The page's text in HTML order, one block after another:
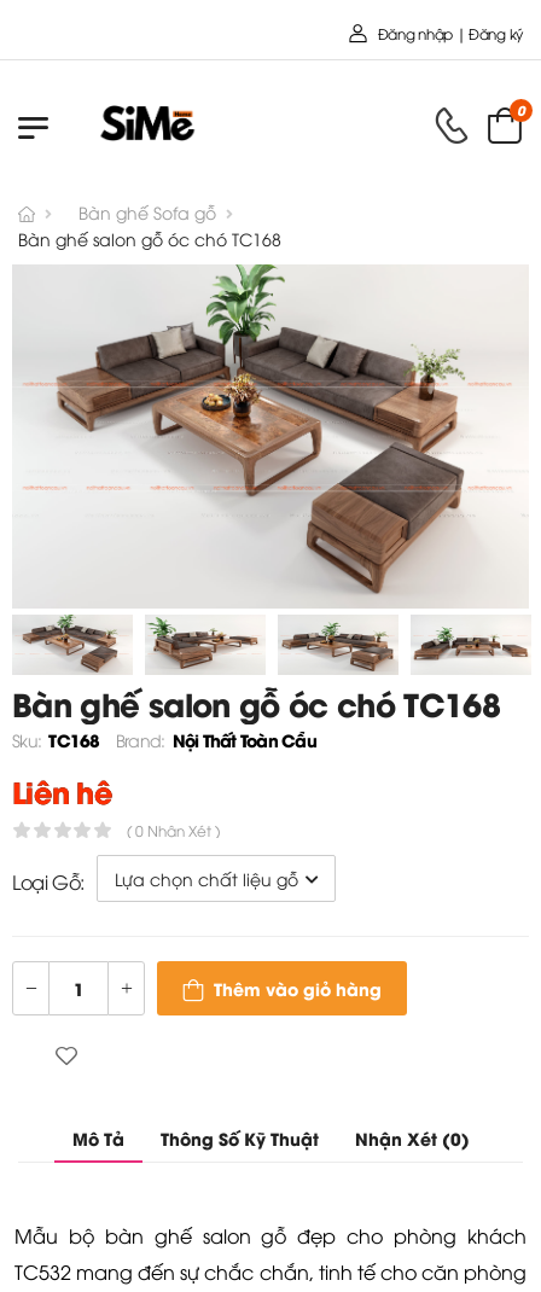
Chào mừng bạn đến với Nội
Đăng nhập | Đăng ký
0
Bàn ghế Sofa gỗ
Bàn ghế salon gỗ óc chó TC168
Bàn ghế salon gỗ óc chó TC168
Sku: TC168 Brand: Nội Thất Toàn Cầu
Liên hệ
( 0 Nhận Xét )
Loại Gỗ:
Thêm vào giỏ hàng
Mô Tả Thông Số Kỹ Thuật Nhận Xét (0)
Mẫu bộ bàn ghế salon gỗ đẹp cho phòng khách
TC532 mang đến sự chắc chắn, tinh tế cho căn phòng